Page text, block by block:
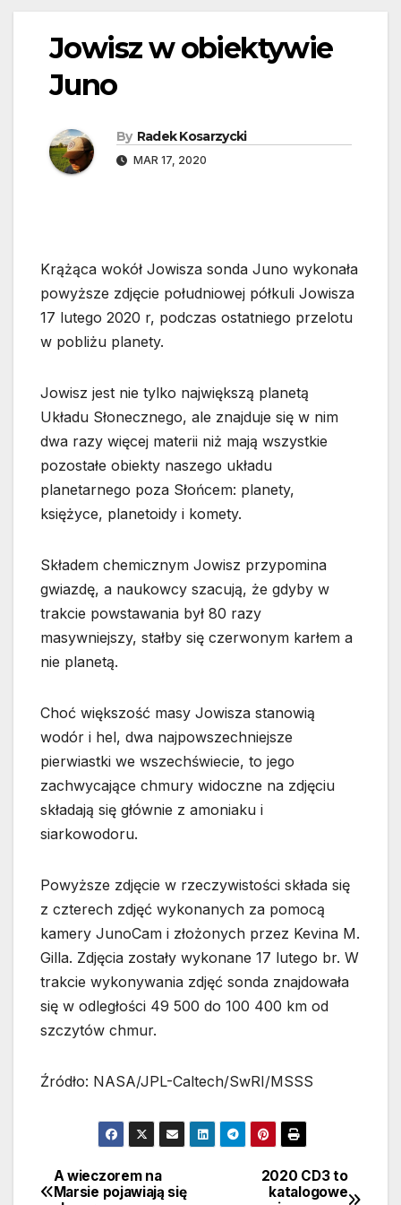
Jowisz w obiektywie
Juno
By Radek Kosarzycki
MAR 17, 2020
Krążąca wokół Jowisza sonda Juno wykonała
powyższe zdjęcie południowej półkuli Jowisza
17 lutego 2020 r, podczas ostatniego przelotu
w pobliżu planety.
Jowisz jest nie tylko największą planetą
Układu Słonecznego, ale znajduje się w nim
dwa razy więcej materii niż mają wszystkie
pozostałe obiekty naszego układu
planetarnego poza Słońcem: planety,
księżyce, planetoidy i komety.
Składem chemicznym Jowisz przypomina
gwiazdę, a naukowcy szacują, że gdyby w
trakcie powstawania był 80 razy
masywniejszy, stałby się czerwonym karłem a
nie planetą.
Choć większość masy Jowisza stanowią
wodór i hel, dwa najpowszechniejsze
pierwiastki we wszechświecie, to jego
zachwycające chmury widoczne na zdjęciu
składają się głównie z amoniaku i
siarkowodoru.
Powyższe zdjęcie w rzeczywistości składa się
z czterech zdjęć wykonanych za pomocą
kamery JunoCam i złożonych przez Kevina M.
Gilla. Zdjęcia zostały wykonane 17 lutego br. W
trakcie wykonywania zdjęć sonda znajdowała
się w odległości 49 500 do 100 400 km od
szczytów chmur.
Źródło: NASA/JPL-Caltech/SwRI/MSSS
Nawigacja
2020 CD3 to
katalogowe
A wieczorem na
Marsie pojawiają się